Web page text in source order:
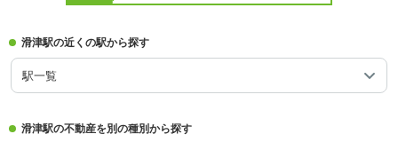
滑津駅の近くの駅から探す
駅一覧
滑津駅の不動産を別の種別から探す